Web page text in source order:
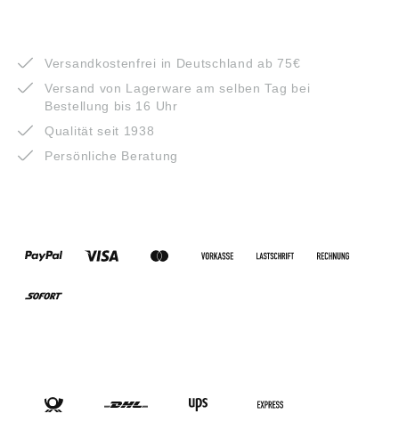
Versandkostenfrei in Deutschland ab 75€
Versand von Lagerware am selben Tag bei
Bestellung bis 16 Uhr
Qualität seit 1938
Persönliche Beratung